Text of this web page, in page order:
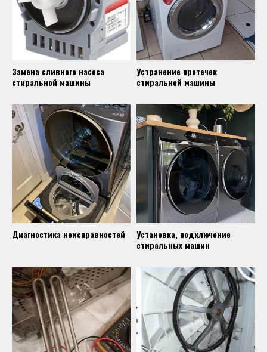
Замена сливного насоса
стиральной машины
Устранение протечек
стиральной машины
Диагностика неисправностей
Установка, подключение
стиральных машин